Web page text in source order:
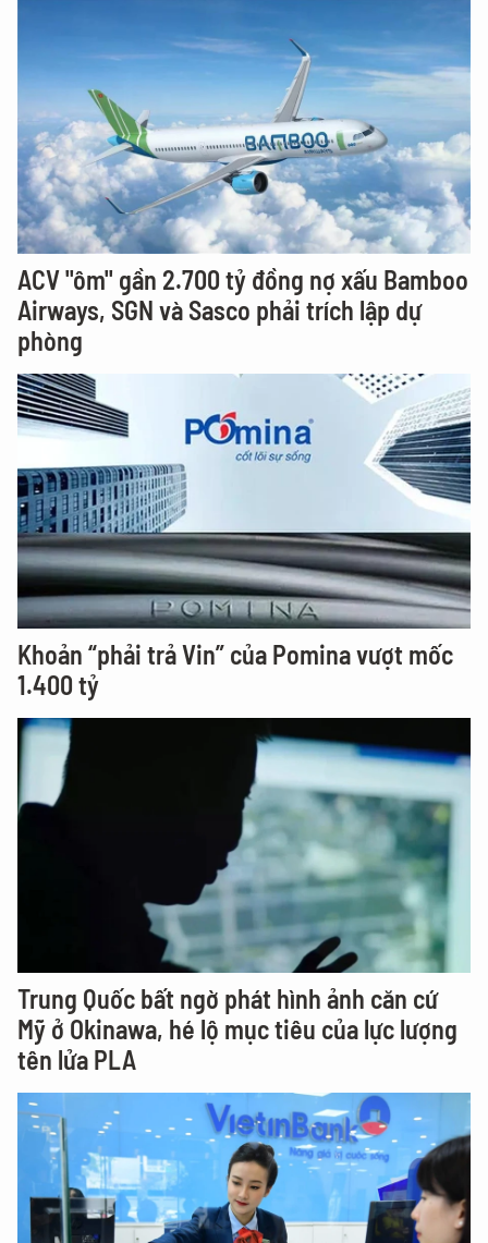
ACV "ôm" gần 2.700 tỷ đồng nợ xấu Bamboo
Airways, SGN và Sasco phải trích lập dự
phòng
Khoản “phải trả Vin” của Pomina vượt mốc
1.400 tỷ
Trung Quốc bất ngờ phát hình ảnh căn cứ
Mỹ ở Okinawa, hé lộ mục tiêu của lực lượng
tên lửa PLA